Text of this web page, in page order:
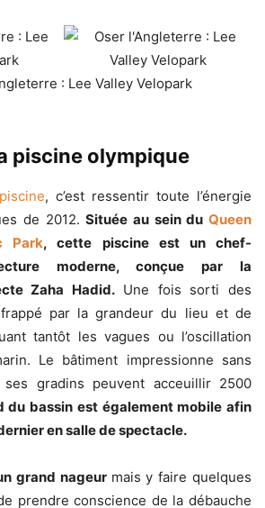
piscine olympique
, c’est ressentir toute l’énergie
de 2012.Située au sein duQueen
Park, cette piscine est un chef-
moderne, conçue par la
Zaha Hadid.Une fois sorti des
frappé par la grandeur du lieu et de
tantôt les vagues ou l’oscillation
Le bâtiment impressionne sans
gradins peuvent acceuillir 2500
du bassin est également mobile afin
en salle de spectacle.
grand nageur mais y faire quelques
prendre conscience de la débauche